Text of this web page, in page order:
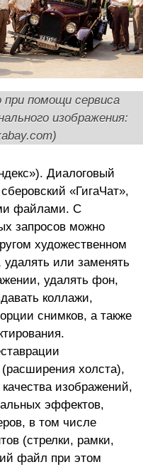
помощи сервиса
изображения:
Диалоговый
«ГигаЧат»,
файлами. С
запросов можно
художественном
или заменять
удалять фон,
коллажи,
снимков, а также
холста),
изображений,
эффектов,
в том числе
(стрелки, рамки,
файл при этом